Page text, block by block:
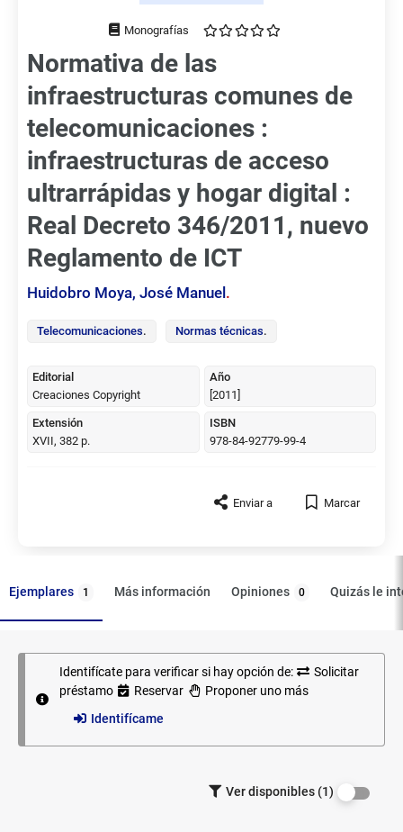
Tipo
documento
Normativa de las
infraestructuras comunes de
telecomunicaciones :
infraestructuras de acceso
ultrarrápidas y hogar digital :
Real Decreto 346/2011, nuevo
Reglamento de ICT
Huidobro Moya, José Manuel.
Telecomunicaciones. Normas técnicas.
Editorial
Creaciones Copyright
Año
[2011]
Extensión
XVII, 382 p.
ISBN
978-84-92779-99-4
Enviar a Marcar
Ejemplares 1 Más información Opiniones 0 Quizás le
Ejemplares
Identifícate para verificar si hay opción de:
Solicitar
préstamo
Reservar
Proponer uno más
Identifícame
ejemplares
Ver disponibles (1)